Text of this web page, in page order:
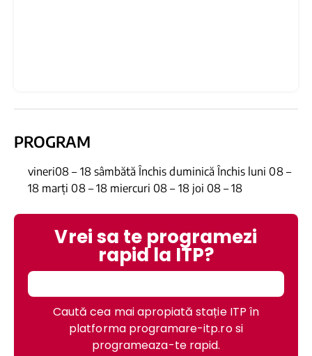
PROGRAM
vineri08 – 18 sâmbătă Închis duminică Închis luni 08 –
18 marți 08 – 18 miercuri 08 – 18 joi 08 – 18
Vrei sa te programezi
rapid la ITP?
Caută cea mai apropiată stație ITP în
platforma programare-itp.ro si
programeaza-te rapid.